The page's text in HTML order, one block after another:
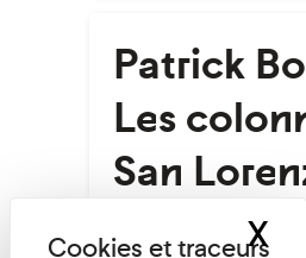
Patrick
Les
San
Lecture X